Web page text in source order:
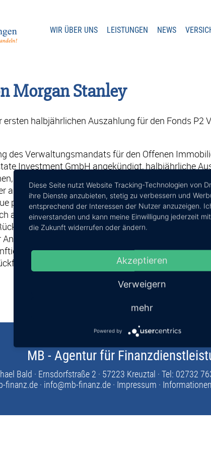
WIR ÜBER UNS LEISTUNGEN NEWS
Morgan Stanley
halbjährlichen Auszahlung für den Fonds P2
des Verwaltungsmandats für den Offenen
Investment GmbH angekündigt, halbjährliche
dass die erste Auszahlung zum 15. Dezember
ausgezahlt. Dies entspricht 2,75 Euro pro Anteil
per 1. Dezember 2010. Das Fondsvolumen liegt
auf rund 770 Millionen Euro. Die Auszahlung
des eingesetzten Kapitals komplett
aus den laufenden Erträgen ist für
halbjährlich an die Anleger des P2 Value
von Finanzierungen und sonstigen
MB - Agentur für
Bald · Ernsdorfstraße 2 · 57223 Kreuztal ·Tel: 02732
finanz.de · info@mb-finanz.de · Impressum ·
Diese Seite nutzt Website Tracking-Technologien von
ihre Dienste anzubieten, stetig zu verbessern und
entsprechend der Interessen der Nutzer anzuzeigen.
einverstanden und kann meine Einwilligung jederzeit
die Zukunft widerrufen oder ändern.
Akzeptieren
Verweigern
mehr
Powered by